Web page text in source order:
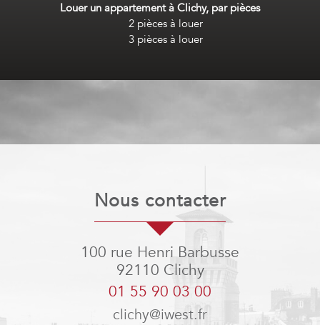
Louer un appartement à Clichy, par pièces
2 pièces à louer
3 pièces à louer
nous contacter
100 rue Henri Barbusse
92110 Clichy
01 55 90 03 00
clichy@iwest.fr